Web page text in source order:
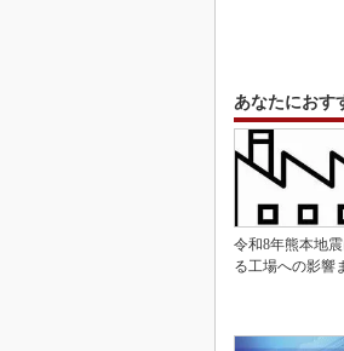
あなたにおす
令和8年熊本地震
る工場への影響